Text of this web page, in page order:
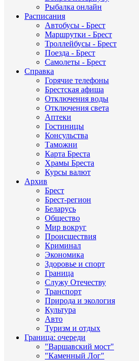
Рыбалка онлайн
Расписания
Автобусы - Брест
Маршрутки - Брест
Троллейбусы - Брест
Поезда - Брест
Самолеты - Брест
Справка
Горячие телефоны
Брестская афиша
Отключения воды
Отключения света
Аптеки
Гостиницы
Консульства
Таможни
Карта Бреста
Храмы Бреста
Курсы валют
Архив
Брест
Брест-регион
Беларусь
Общество
Мир вокруг
Происшествия
Криминал
Экономика
Здоровье и спорт
Граница
Служу Отечеству
Транспорт
Природа и экология
Культура
Авто
Туризм и отдых
Граница: очереди
"Варшавский мост"
"Каменный Лог"